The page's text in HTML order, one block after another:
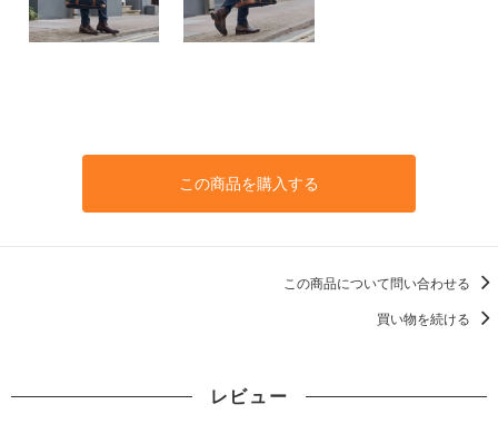
この商品を購入する
この商品について問い合わせる
買い物を続ける
レビュー